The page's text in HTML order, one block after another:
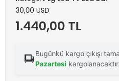
30,00 USD
1.440,00 TL
Bugünkü kargo çıkışı
Pazartesi kargolanacaktır.